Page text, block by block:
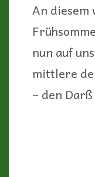
An diesem
nun auf
mittlere
– den